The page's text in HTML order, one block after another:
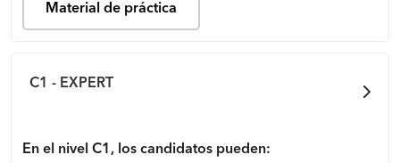
Material de práctica
C1 - EXPERT
En el nivel C1, los candidatos pueden: